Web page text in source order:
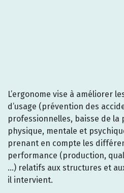
L’ergonome vise à améliorer
d’usage (prévention des
professionnelles, baisse de la
physique, mentale et
prenant en compte les
performance (production,
…) relatifs aux structures et
il intervient.